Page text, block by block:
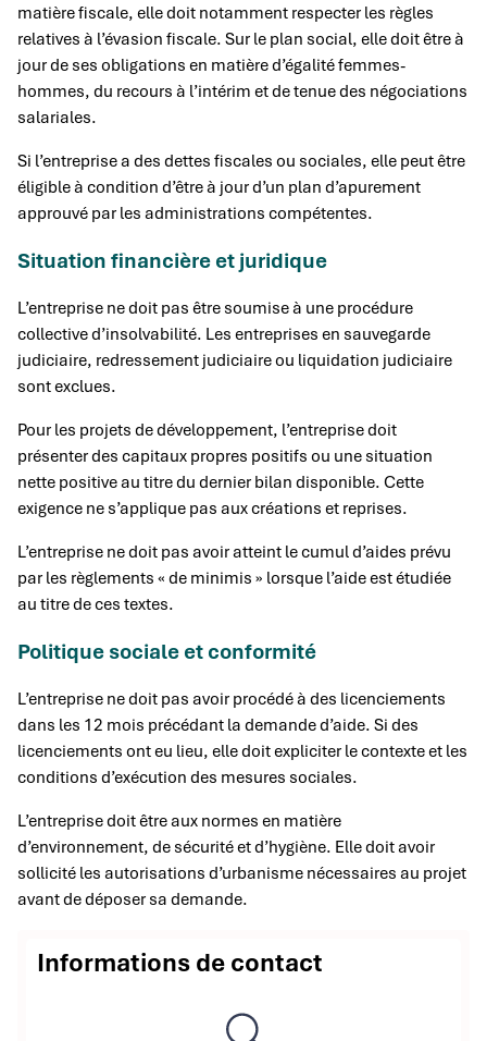
matière fiscale, elle doit notamment respecter les règles
relatives à l’évasion fiscale. Sur le plan social, elle doit être à
jour de ses obligations en matière d’égalité femmes-
hommes, du recours à l’intérim et de tenue des négociations
salariales.
Si l’entreprise a des dettes fiscales ou sociales, elle peut être
éligible à condition d’être à jour d’un plan d’apurement
approuvé par les administrations compétentes.
Situation financière et juridique
L’entreprise ne doit pas être soumise à une procédure
collective d’insolvabilité. Les entreprises en sauvegarde
judiciaire, redressement judiciaire ou liquidation judiciaire
sont exclues.
Pour les projets de développement, l’entreprise doit
présenter des capitaux propres positifs ou une situation
nette positive au titre du dernier bilan disponible. Cette
exigence ne s’applique pas aux créations et reprises.
L’entreprise ne doit pas avoir atteint le cumul d’aides prévu
par les règlements « de minimis » lorsque l’aide est étudiée
au titre de ces textes.
Politique sociale et conformité
L’entreprise ne doit pas avoir procédé à des licenciements
dans les 12 mois précédant la demande d’aide. Si des
licenciements ont eu lieu, elle doit expliciter le contexte et les
conditions d’exécution des mesures sociales.
L’entreprise doit être aux normes en matière
d’environnement, de sécurité et d’hygiène. Elle doit avoir
sollicité les autorisations d’urbanisme nécessaires au projet
avant de déposer sa demande.
Informations de contact